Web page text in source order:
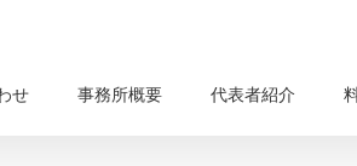
せ 事務所概要 代表者紹介